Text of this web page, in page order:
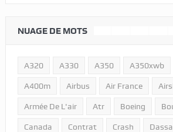
NUAGE DE MOTS
A320 A330 A350 A350xwb
A400m Airbus Air France
Armée De L'air Atr Boeing
Canada Contrat Crash